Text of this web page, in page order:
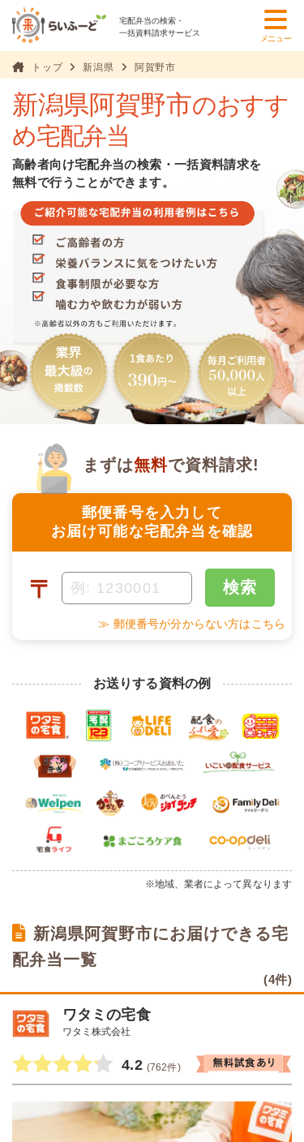
宅配弁当の検索・
一括資料請求サービス
メニュー
トップ 新潟県 阿賀野市
新潟県阿賀野市のおすす
め宅配弁当
高齢者向け宅配弁当の検索・一括資料請求を
無料で行うことができます。
郵便番号を入力して
お届け可能な宅配弁当を確認
まずは無料で資料請求!
〒 検索
≫ 郵便番号が分からない方はこちら
お送りする資料の例
※地域、業者によって異なります
新潟県阿賀野市にお届けできる宅
配弁当一覧
(4件)
ワタミの宅食
ワタミ株式会社
4.2 (762件)